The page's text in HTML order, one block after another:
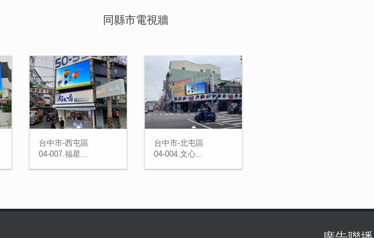
同縣市電視牆
台中市-西屯區
04-007.福星...
台中市-北屯區
04-004.文心...